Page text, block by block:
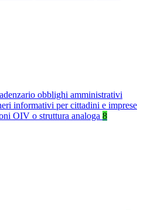
obblighi amministrativi
informativi per cittadini e imprese
OIV o struttura analoga 8